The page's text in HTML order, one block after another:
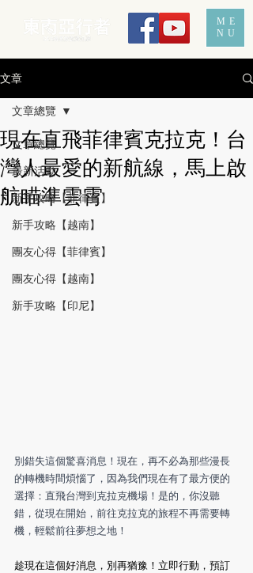
ME
NU
文章
文章總覽
最新活動
新手攻略【菲律賓】
新手攻略【越南】
團友心得【菲律賓】
團友心得【越南】
新手攻略【印尼】
文章總覽
現在直飛菲律賓克拉克！台
灣人最愛的新航線，馬上啟
航瞄準雲霄
別錯失這個驚喜消息！現在，再不必為那些漫長
的轉機時間煩惱了，因為我們現在有了最方便的
選擇：直飛台灣到克拉克機場！是的，你沒聽
錯，從現在開始，前往克拉克的旅程不再需要轉
機，輕鬆前往夢想之地！
趁現在這個好消息，別再猶豫！立即行動，預訂